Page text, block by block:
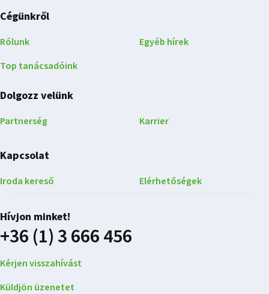
Cégünkről
Rólunk
Top tanácsadóink
Egyéb hírek
Dolgozz velünk
Partnerség Karrier
Kapcsolat
Iroda kereső Elérhetőségek
Hívjon minket!
+36 (1) 3 666 456
Kérjen visszahívást
Küldjön üzenetet